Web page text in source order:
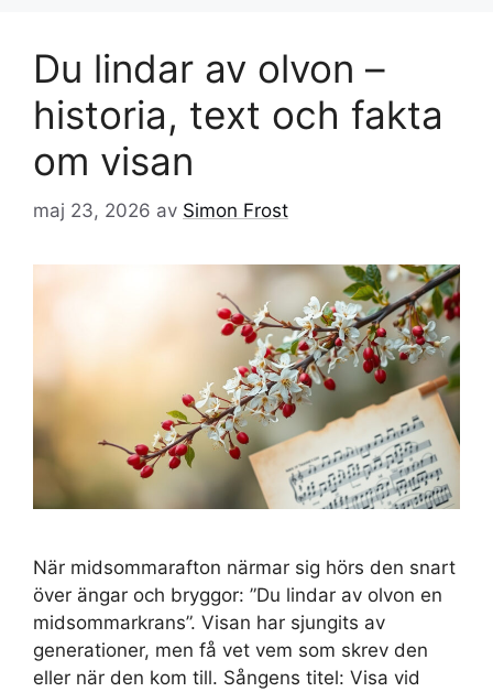
Du lindar av olvon –
historia, text och fakta
om visan
maj 23, 2026 av Simon Frost
När midsommarafton närmar sig hörs den snart
över ängar och bryggor: ”Du lindar av olvon en
midsommarkrans”. Visan har sjungits av
generationer, men få vet vem som skrev den
eller när den kom till. Sångens titel: Visa vid